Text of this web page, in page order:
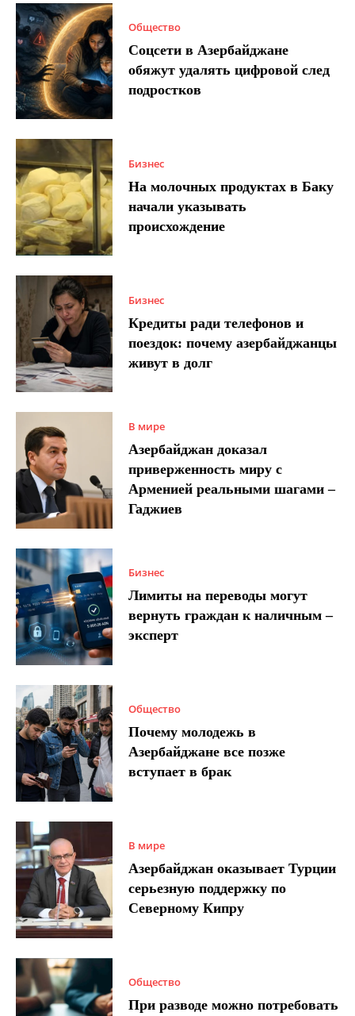
Общество
Соцсети в Азербайджане
обяжут удалять цифровой след
подростков
Бизнес
На молочных продуктах в Баку
начали указывать
происхождение
Бизнес
Кредиты ради телефонов и
поездок: почему азербайджанцы
живут в долг
В мире
Азербайджан доказал
приверженность миру с
Арменией реальными шагами –
Гаджиев
Бизнес
Лимиты на переводы могут
вернуть граждан к наличным –
эксперт
Общество
Почему молодежь в
Азербайджане все позже
вступает в брак
В мире
Азербайджан оказывает Турции
серьезную поддержку по
Северному Кипру
Общество
При разводе можно потребовать